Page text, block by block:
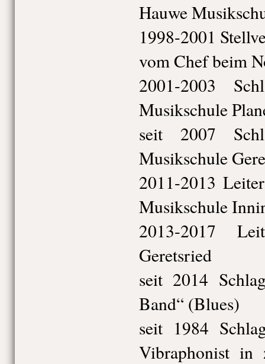
Hauwe
1998-2001
vom Chef beim
2001-2003
Musikschule
seit 2007
Musikschule
2011-2013
Musikschule
2013-2017
Geretsried
seit 2014
Band“ (Blues)
seit 1984
Vibraphonist in